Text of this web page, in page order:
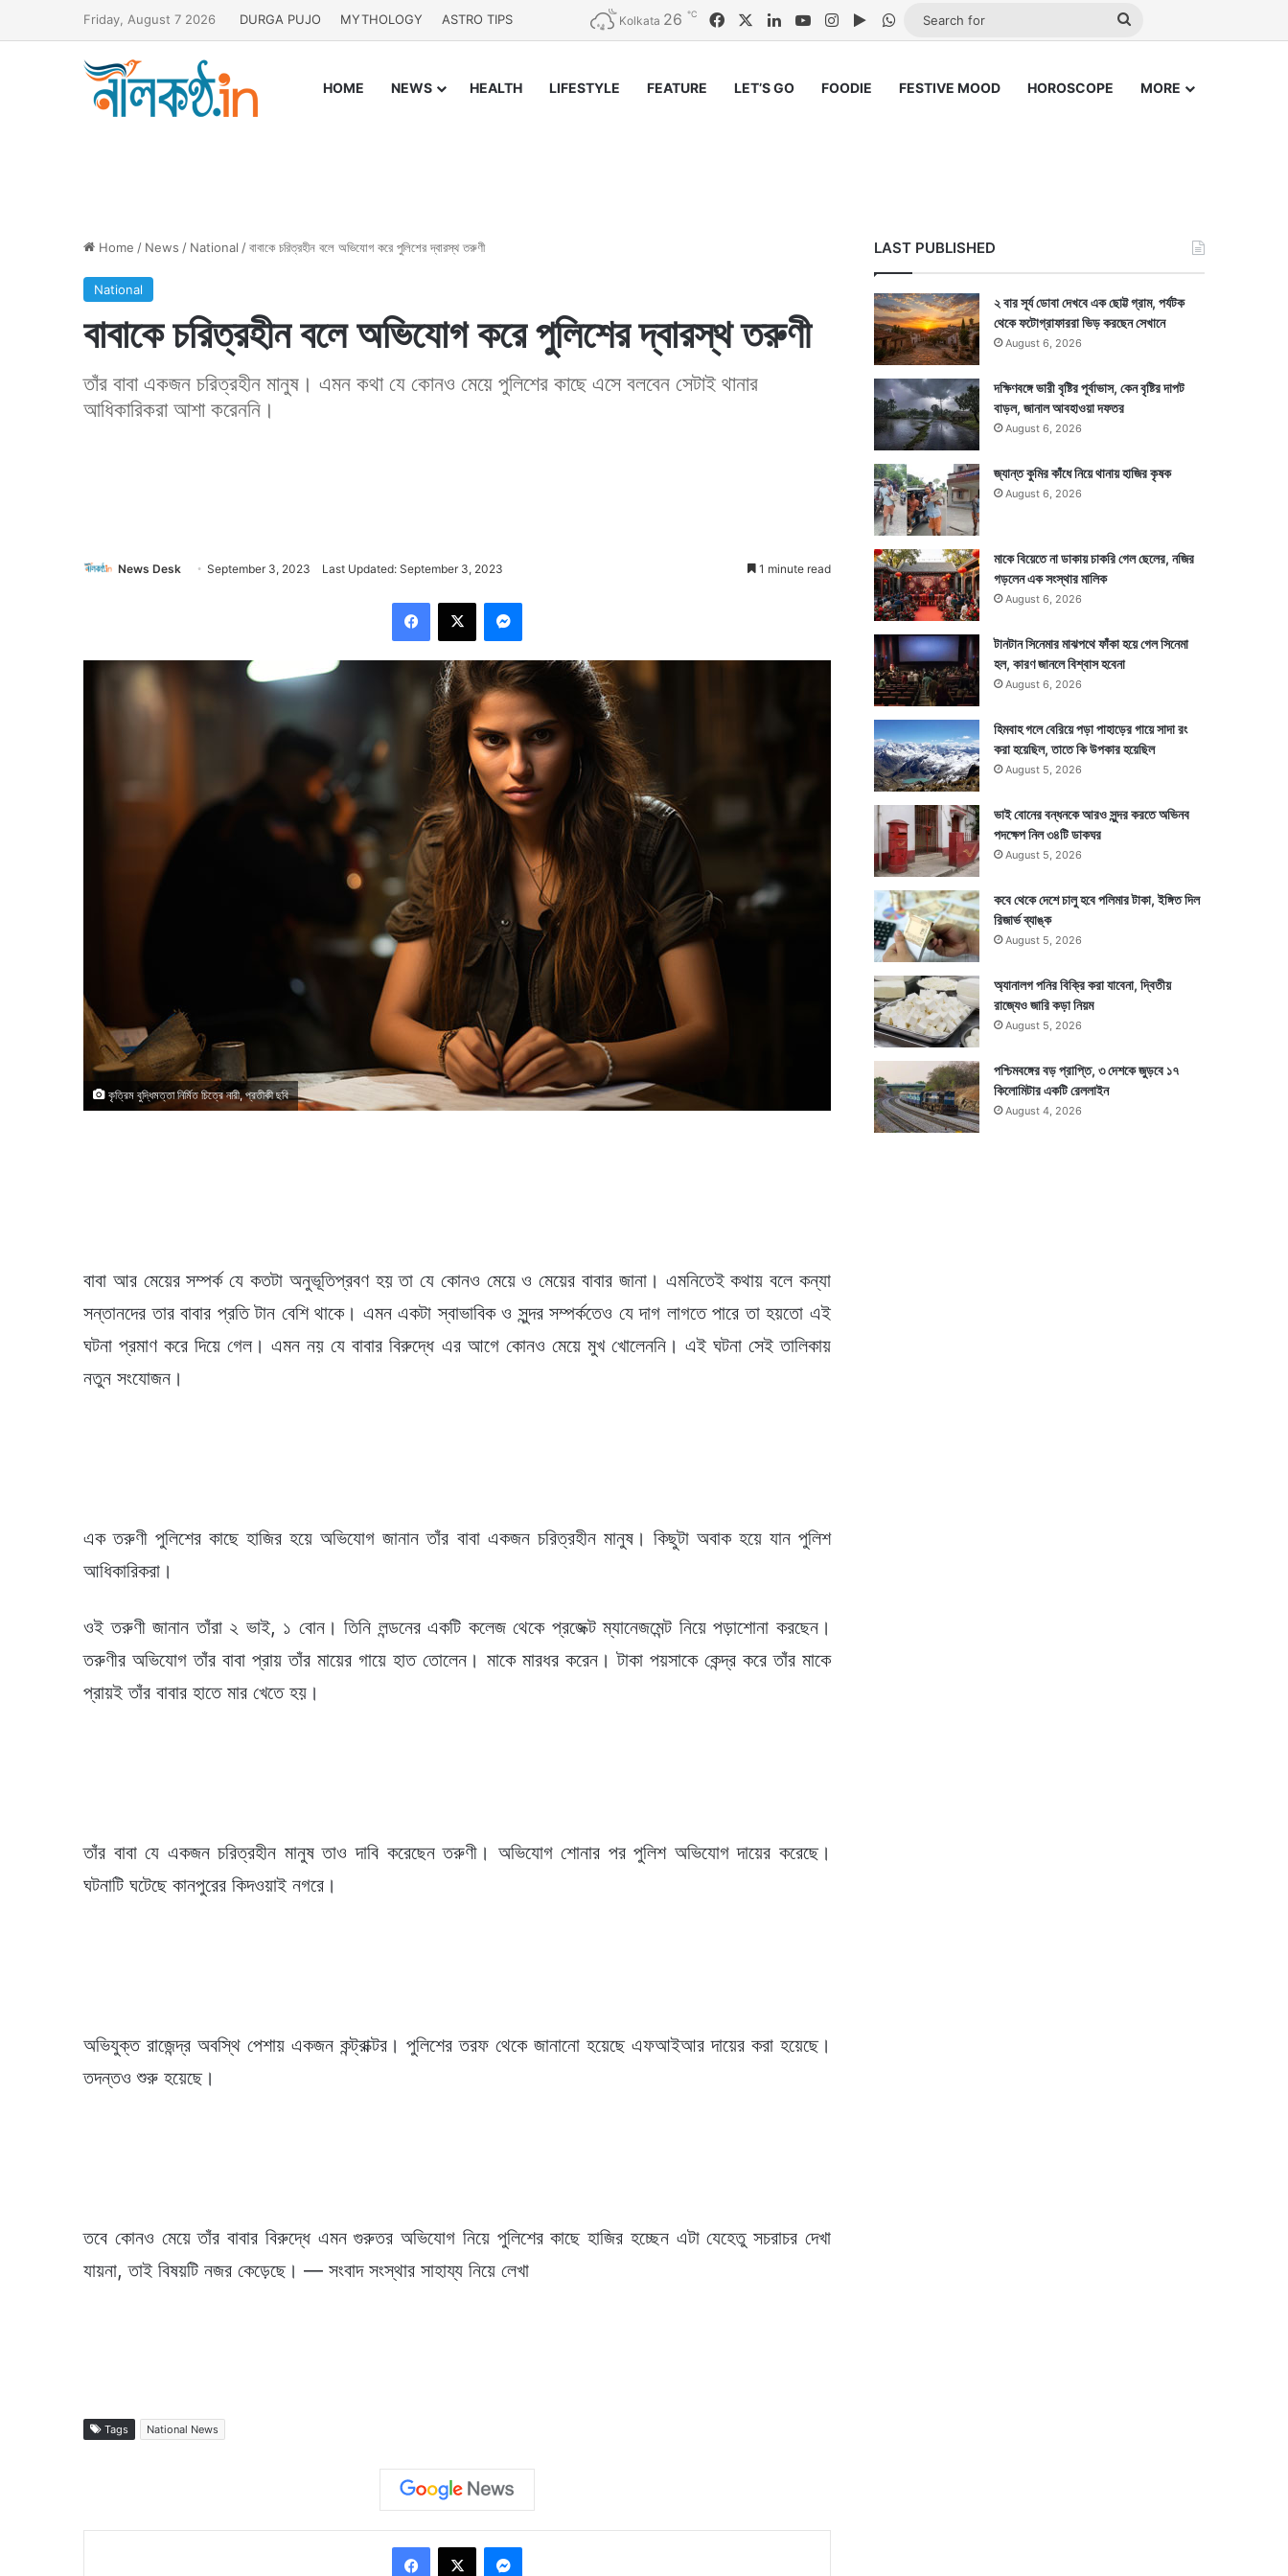
Friday, August 7 2026 DURGA PUJO MYTHOLOGY ASTRO TIPS Kolkata 26 ℃ FacebookLinkedInYouTubeInstagramGoogle Play
WhatsApp
Search
HOME NEWS HEALTH LIFESTYLE FEATURE LET’S GO FOODIE FESTIVE MOOD HOROSCOPE MORE
Home / News / National /বাবাকে চরিত্রহীন বলে অভিযোগ করে পুলিশের দ্বারস্থ তরুণী
National
বাবাকে চরিত্রহীন বলে অভিযোগ করে পুলিশের দ্বারস্থ তরুণী
তাঁর বাবা একজন চরিত্রহীন মানুষ। এমন কথা যে কোনও মেয়ে পুলিশের কাছে এসে বলবেন সেটাই থানার
আধিকারিকরা আশা করেননি।
News Desk September 3, 2023 Last Updated: September 3, 2023 1 minute read
কৃত্রিম বুদ্ধিমত্তা নির্মিত চিত্রে নারী, প্রতীকী ছবি
বাবা আর মেয়ের সম্পর্ক যে কতটা অনুভূতিপ্রবণ হয় তা যে কোনও মেয়ে ও মেয়ের বাবার জানা। এমনিতেই কথায় বলে কন্যা
সন্তানদের তার বাবার প্রতি টান বেশি থাকে। এমন একটা স্বাভাবিক ও সুন্দর সম্পর্কতেও যে দাগ লাগতে পারে তা হয়তো এই
ঘটনা প্রমাণ করে দিয়ে গেল। এমন নয় যে বাবার বিরুদ্ধে এর আগে কোনও মেয়ে মুখ খোলেননি। এই ঘটনা সেই তালিকায়
নতুন সংযোজন।
এক তরুণী পুলিশের কাছে হাজির হয়ে অভিযোগ জানান তাঁর বাবা একজন চরিত্রহীন মানুষ। কিছুটা অবাক হয়ে যান পুলিশ
আধিকারিকরা।
ওই তরুণী জানান তাঁরা ২ ভাই, ১ বোন। তিনি লন্ডনের একটি কলেজ থেকে প্রজেক্ট ম্যানেজমেন্ট নিয়ে পড়াশোনা করছেন।
তরুণীর অভিযোগ তাঁর বাবা প্রায় তাঁর মায়ের গায়ে হাত তোলেন। মাকে মারধর করেন। টাকা পয়সাকে কেন্দ্র করে তাঁর মাকে
প্রায়ই তাঁর বাবার হাতে মার খেতে হয়।
তাঁর বাবা যে একজন চরিত্রহীন মানুষ তাও দাবি করেছেন তরুণী। অভিযোগ শোনার পর পুলিশ অভিযোগ দায়ের করেছে।
ঘটনাটি ঘটেছে কানপুরের কিদওয়াই নগরে।
অভিযুক্ত রাজেন্দ্র অবস্থি পেশায় একজন কন্ট্রাক্টর। পুলিশের তরফ থেকে জানানো হয়েছে এফআইআর দায়ের করা হয়েছে।
তদন্তও শুরু হয়েছে।
তবে কোনও মেয়ে তাঁর বাবার বিরুদ্ধে এমন গুরুতর অভিযোগ নিয়ে পুলিশের কাছে হাজির হচ্ছেন এটা যেহেতু সচরাচর দেখা
যায়না, তাই বিষয়টি নজর কেড়েছে। — সংবাদ সংস্থার সাহায্য নিয়ে লেখা
Tags National News
LAST PUBLISHED
২ বার সূর্য ডোবা দেখবে এক ছোট্ট গ্রাম, পর্যটক
থেকে ফটোগ্রাফাররা ভিড় করছেন সেখানে
August 6, 2026
দক্ষিণবঙ্গে ভারী বৃষ্টির পূর্বাভাস, কেন বৃষ্টির দাপট
বাড়ল, জানাল আবহাওয়া দফতর
August 6, 2026
জ্যান্ত কুমির কাঁধে নিয়ে থানায় হাজির কৃষক
August 6, 2026
মাকে বিয়েতে না ডাকায় চাকরি গেল ছেলের, নজির
গড়লেন এক সংস্থার মালিক
August 6, 2026
টানটান সিনেমার মাঝপথে ফাঁকা হয়ে গেল সিনেমা
হল, কারণ জানলে বিশ্বাস হবেনা
August 6, 2026
হিমবাহ গলে বেরিয়ে পড়া পাহাড়ের গায়ে সাদা রং
করা হয়েছিল, তাতে কি উপকার হয়েছিল
August 5, 2026
ভাই বোনের বন্ধনকে আরও সুন্দর করতে অভিনব
পদক্ষেপ নিল ৩৪টি ডাকঘর
August 5, 2026
কবে থেকে দেশে চালু হবে পলিমার টাকা, ইঙ্গিত দিল
রিজার্ভ ব্যাঙ্ক
August 5, 2026
অ্যানালগ পনির বিক্রি করা যাবেনা, দ্বিতীয়
রাজ্যেও জারি কড়া নিয়ম
August 5, 2026
পশ্চিমবঙ্গের বড় প্রাপ্তি, ৩ দেশকে জুড়বে ১৭
কিলোমিটার একটি রেললাইন
August 4, 2026